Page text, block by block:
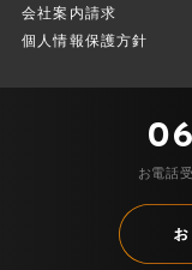
会社案内請求
個人情報保護方針
お電話